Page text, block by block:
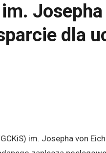
dla
im. Josepha von